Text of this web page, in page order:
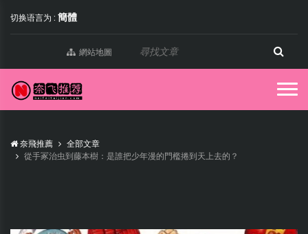
切换语言为 : 簡體
網站地圖
奈飛推薦
全部文章
從手冢治虫到藤本樹：是誰把少年漫的門檻捲到天上去的？